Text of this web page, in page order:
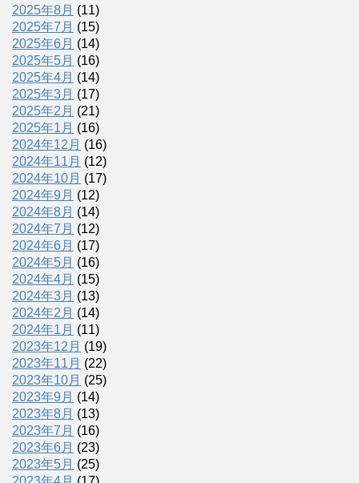
2025年8月 (11)
2025年7月 (15)
2025年6月 (14)
2025年5月 (16)
2025年4月 (14)
2025年3月 (17)
2025年2月 (21)
2025年1月 (16)
2024年12月 (16)
2024年11月 (12)
2024年10月 (17)
2024年9月 (12)
2024年8月 (14)
2024年7月 (12)
2024年6月 (17)
2024年5月 (16)
2024年4月 (15)
2024年3月 (13)
2024年2月 (14)
2024年1月 (11)
2023年12月 (19)
2023年11月 (22)
2023年10月 (25)
2023年9月 (14)
2023年8月 (13)
2023年7月 (16)
2023年6月 (23)
2023年5月 (25)